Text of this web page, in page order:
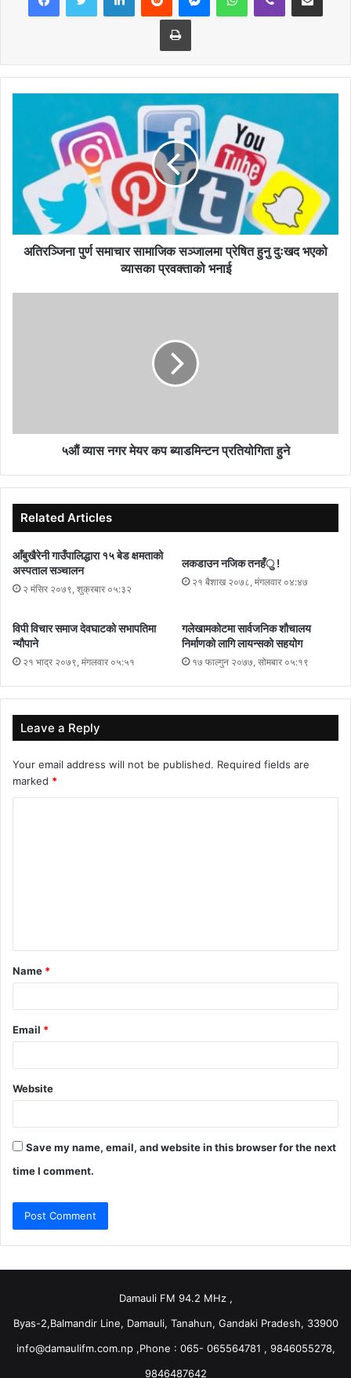
धार्मिक पर्यटन प्रबर्धनका लागि पनि सहयोग अपेक्षा लिईएको आयोजकले जनाएको
Print
अतिरञ्जिना पुर्ण समाचार सामाजिक सञ्जालमा प्रेषित हुनु दुःखद भएको
व्यासका प्रवक्ताको भनाई
५औं व्यास नगर मेयर कप ब्याडमिन्टन प्रतियोगिता हुने
Related Articles
आँबुखैरेनी गाउँपालिद्धारा १५ बेड क्षमताको
अस्पताल सञ्चालन
२ मंसिर २०७९, शुक्रबार ०५:३२
लकडाउन नजिक तनहँु !
२१ बैशाख २०७८, मंगलवार ०४:४७
विपी विचार समाज देवघाटको सभापतिमा
न्यौपाने
२१ भाद्र २०७९, मंगलवार ०५:५१
गलेखामकोटमा सार्वजनिक शौचालय
निर्माणको लागि लायन्सको सहयोग
१७ फाल्गुन २०७७, सोमबार ०५:१९
Leave a Reply
Your email address will not be published. Required fields are
marked *
t
*
Name *
Email *
Website
Save my name, email, and website in this browser for the next
time I comment.
Damauli FM 94.2 MHz ,
Byas-2,Balmandir Line, Damauli, Tanahun, Gandaki Pradesh, 33900
info@damaulifm.com.np,Phone : 065- 065564781 , 9846055278,
9846487642